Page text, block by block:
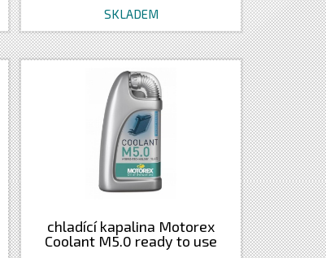
SKLADEM
chladící kapalina Motorex
Coolant M5.0 ready to use